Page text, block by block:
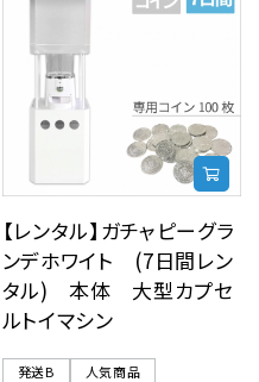
【レンタル】ガチャピーグラ
ンデホワイト (7日間レン
タル) 本体 大型カプセ
ルトイマシン
発送B
人気商品